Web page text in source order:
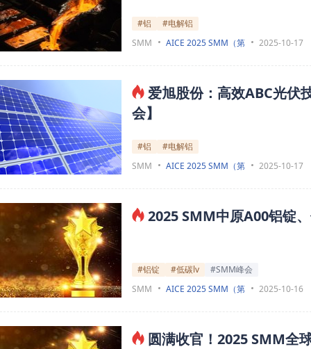
#铝
#电解铝
SMM
AICE 2025 SMM（第 2025-10-17
爱旭股份：高效ABC光
会】
#铝
#电解铝
SMM
AICE 2025 SMM（第 2025-10-17
2025 SMM中原A00铝锭
#铝锭 #低碳lv
#SMM峰会
SMM
AICE 2025 SMM（第 2025-10-16
圆满收官！2025 SMM全